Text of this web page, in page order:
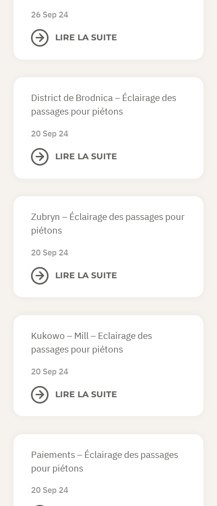
LIRE LA SUITE
26 Sep 24
District de Brodnica – Éclairage des
passages pour piétons
LIRE LA SUITE
20 Sep 24
Zubryn – Éclairage des passages pour
piétons
LIRE LA SUITE
20 Sep 24
Kukowo – Mill – Eclairage des
passages pour piétons
LIRE LA SUITE
20 Sep 24
Paiements – Éclairage des passages
pour piétons
20 Sep 24